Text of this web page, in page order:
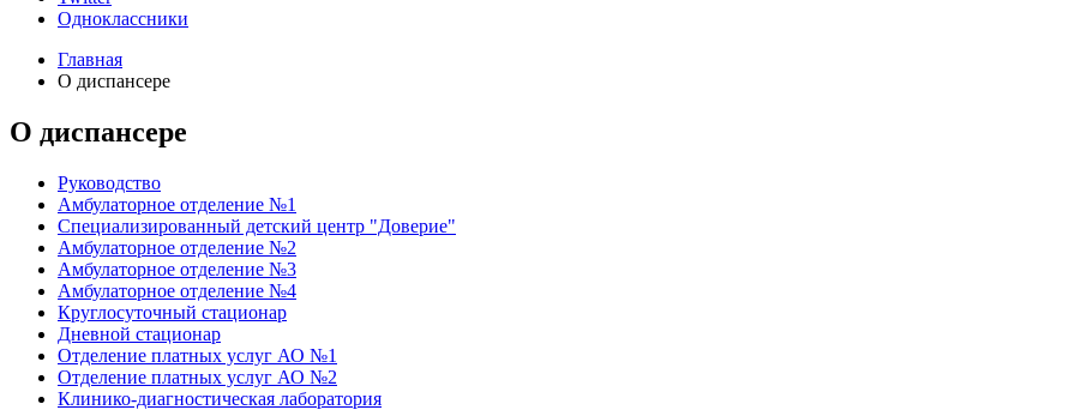
Одноклассники
Главная
О диспансере
О диспансере
Руководство
Амбулаторное отделение №1
Специализированный детский центр "Доверие"
Амбулаторное отделение №2
Амбулаторное отделение №3
Амбулаторное отделение №4
Круглосуточный стационар
Дневной стационар
Отделение платных услуг АО №1
Отделение платных услуг АО №2
Клинико-диагностическая лаборатория